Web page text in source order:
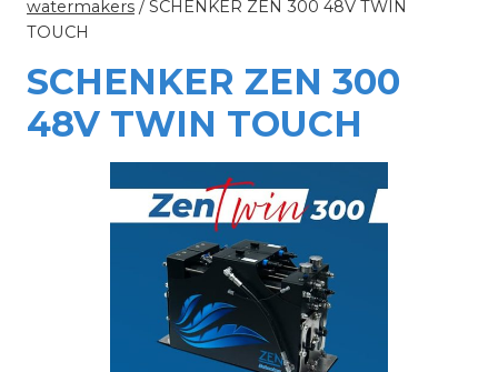
watermakers / SCHENKER ZEN 300 48V TWIN
TOUCH
SCHENKER ZEN 300
48V TWIN TOUCH